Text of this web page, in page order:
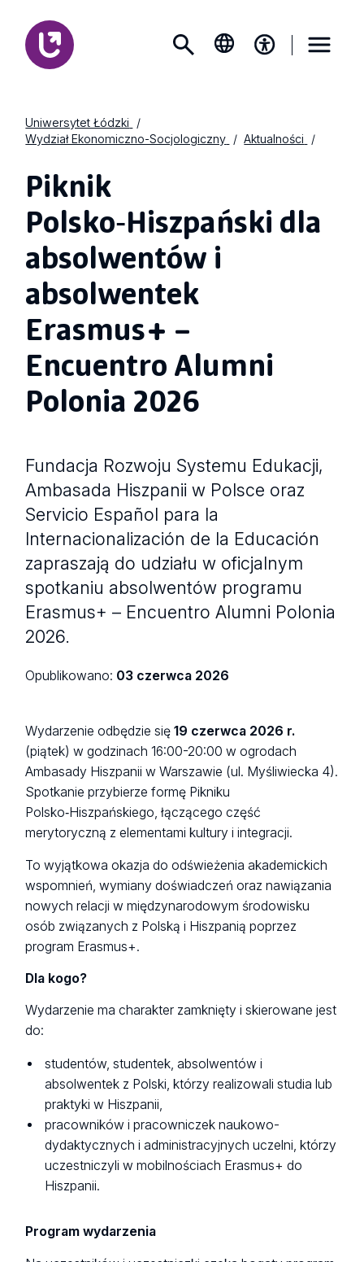
Uniwersytet Łódzki
Wydział Ekonomiczno-Socjologiczny
Aktualności
Piknik
Polsko‑Hiszpański dla
absolwentów i
absolwentek
Erasmus+ –
Encuentro Alumni
Polonia 2026
Fundacja Rozwoju Systemu Edukacji,
Ambasada Hiszpanii w Polsce oraz
Servicio Español para la
Internacionalización de la Educación
zapraszają do udziału w oficjalnym
spotkaniu absolwentów programu
Erasmus+ – Encuentro Alumni Polonia
2026.
Opublikowano: 03 czerwca 2026
Wydarzenie odbędzie się19 czerwca 2026 r.
(piątek) w godzinach 16:00-20:00 w ogrodach
Ambasady Hiszpanii w Warszawie (ul. Myśliwiecka 4).
Spotkanie przybierze formę Pikniku
Polsko‑Hiszpańskiego, łączącego część
merytoryczną z elementami kultury i integracji.
To wyjątkowa okazja do odświeżenia akademickich
wspomnień, wymiany doświadczeń oraz nawiązania
nowych relacji w międzynarodowym środowisku
osób związanych z Polską i Hiszpanią poprzez
program Erasmus+.
Dla kogo?
Wydarzenie ma charakter zamknięty i skierowane jest
do:
studentów, studentek, absolwentów i
absolwentek z Polski, którzy realizowali studia lub
praktyki w Hiszpanii,
pracowników i pracowniczek naukowo-
dydaktycznych i administracyjnych uczelni, którzy
uczestniczyli w mobilnościach Erasmus+ do
Hiszpanii.
Program wydarzenia